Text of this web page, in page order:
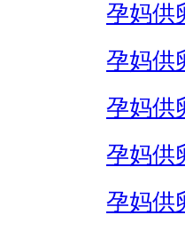
孕妈供
孕妈供
孕妈供
孕妈供
孕妈供